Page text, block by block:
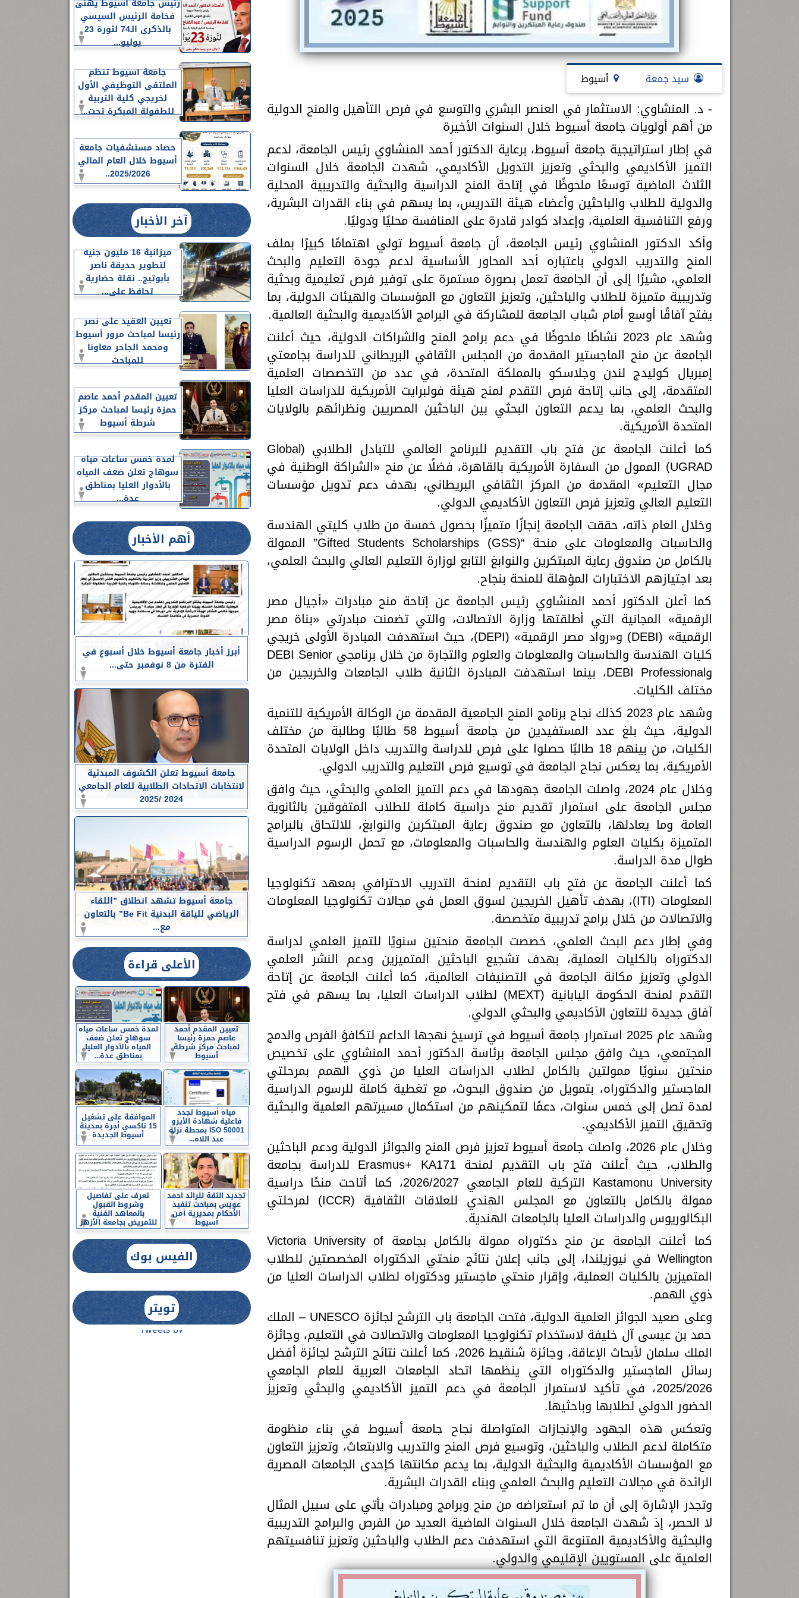
سيد جمعة أسيوط
- د. المنشاوي: الاستثمار في العنصر البشري والتوسع في فرص التأهيل والمنح الدولية
من أهم أولويات جامعة أسيوط خلال السنوات الأخيرة
في إطار استراتيجية جامعة أسيوط، برعاية الدكتور أحمد المنشاوي رئيس الجامعة، لدعم
التميز الأكاديمي والبحثي وتعزيز التدويل الأكاديمي، شهدت الجامعة خلال السنوات
الثلاث الماضية توسعًا ملحوظًا في إتاحة المنح الدراسية والبحثية والتدريبية المحلية
والدولية للطلاب والباحثين وأعضاء هيئة التدريس، بما يسهم في بناء القدرات البشرية،
ورفع التنافسية العلمية، وإعداد كوادر قادرة على المنافسة محليًا ودوليًا.
وأكد الدكتور المنشاوي رئيس الجامعة، أن جامعة أسيوط تولي اهتمامًا كبيرًا بملف
المنح والتدريب الدولي باعتباره أحد المحاور الأساسية لدعم جودة التعليم والبحث
العلمي، مشيرًا إلى أن الجامعة تعمل بصورة مستمرة على توفير فرص تعليمية وبحثية
وتدريبية متميزة للطلاب والباحثين، وتعزيز التعاون مع المؤسسات والهيئات الدولية، بما
يفتح آفاقًا أوسع أمام شباب الجامعة للمشاركة في البرامج الأكاديمية والبحثية العالمية.
وشهد عام 2023 نشاطًا ملحوظًا في دعم برامج المنح والشراكات الدولية، حيث أعلنت
الجامعة عن منح الماجستير المقدمة من المجلس الثقافي البريطاني للدراسة بجامعتي
إمبريال كوليدج لندن وجلاسكو بالمملكة المتحدة، في عدد من التخصصات العلمية
المتقدمة، إلى جانب إتاحة فرص التقدم لمنح هيئة فولبرايت الأمريكية للدراسات العليا
والبحث العلمي، بما يدعم التعاون البحثي بين الباحثين المصريين ونظرائهم بالولايات
المتحدة الأمريكية.
كما أعلنت الجامعة عن فتح باب التقديم للبرنامج العالمي للتبادل الطلابي (Global
UGRAD) الممول من السفارة الأمريكية بالقاهرة، فضلًا عن منح «الشراكة الوطنية في
مجال التعليم» المقدمة من المركز الثقافي البريطاني، بهدف دعم تدويل مؤسسات
التعليم العالي وتعزيز فرص التعاون الأكاديمي الدولي.
وخلال العام ذاته، حققت الجامعة إنجازًا متميزًا بحصول خمسة من طلاب كليتي الهندسة
والحاسبات والمعلومات على منحة “Gifted Students Scholarships (GSS)” الممولة
بالكامل من صندوق رعاية المبتكرين والنوابغ التابع لوزارة التعليم العالي والبحث العلمي،
بعد اجتيازهم الاختبارات المؤهلة للمنحة بنجاح.
كما أعلن الدكتور أحمد المنشاوي رئيس الجامعة عن إتاحة منح مبادرات «أجيال مصر
الرقمية» المجانية التي أطلقتها وزارة الاتصالات، والتي تضمنت مبادرتي «بناة مصر
الرقمية» (DEBI) و«رواد مصر الرقمية» (DEPI)، حيث استهدفت المبادرة الأولى خريجي
كليات الهندسة والحاسبات والمعلومات والعلوم والتجارة من خلال برنامجي DEBI Senior
وDEBI Professional، بينما استهدفت المبادرة الثانية طلاب الجامعات والخريجين من
مختلف الكليات.
وشهد عام 2023 كذلك نجاح برنامج المنح الجامعية المقدمة من الوكالة الأمريكية للتنمية
الدولية، حيث بلغ عدد المستفيدين من جامعة أسيوط 58 طالبًا وطالبة من مختلف
الكليات، من بينهم 18 طالبًا حصلوا على فرص للدراسة والتدريب داخل الولايات المتحدة
الأمريكية، بما يعكس نجاح الجامعة في توسيع فرص التعليم والتدريب الدولي.
وخلال عام 2024، واصلت الجامعة جهودها في دعم التميز العلمي والبحثي، حيث وافق
مجلس الجامعة على استمرار تقديم منح دراسية كاملة للطلاب المتفوقين بالثانوية
العامة وما يعادلها، بالتعاون مع صندوق رعاية المبتكرين والنوابغ، للالتحاق بالبرامج
المتميزة بكليات العلوم والهندسة والحاسبات والمعلومات، مع تحمل الرسوم الدراسية
طوال مدة الدراسة.
كما أعلنت الجامعة عن فتح باب التقديم لمنحة التدريب الاحترافي بمعهد تكنولوجيا
المعلومات (ITI)، بهدف تأهيل الخريجين لسوق العمل في مجالات تكنولوجيا المعلومات
والاتصالات من خلال برامج تدريبية متخصصة.
وفي إطار دعم البحث العلمي، خصصت الجامعة منحتين سنويًا للتميز العلمي لدراسة
الدكتوراه بالكليات العملية، بهدف تشجيع الباحثين المتميزين ودعم النشر العلمي
الدولي وتعزيز مكانة الجامعة في التصنيفات العالمية، كما أعلنت الجامعة عن إتاحة
التقدم لمنحة الحكومة اليابانية (MEXT) لطلاب الدراسات العليا، بما يسهم في فتح
آفاق جديدة للتعاون الأكاديمي والبحثي الدولي.
وشهد عام 2025 استمرار جامعة أسيوط في ترسيخ نهجها الداعم لتكافؤ الفرص والدمج
المجتمعي، حيث وافق مجلس الجامعة برئاسة الدكتور أحمد المنشاوي على تخصيص
منحتين سنويًا ممولتين بالكامل لطلاب الدراسات العليا من ذوي الهمم بمرحلتي
الماجستير والدكتوراه، بتمويل من صندوق البحوث، مع تغطية كاملة للرسوم الدراسية
لمدة تصل إلى خمس سنوات، دعمًا لتمكينهم من استكمال مسيرتهم العلمية والبحثية
وتحقيق التميز الأكاديمي.
وخلال عام 2026، واصلت جامعة أسيوط تعزيز فرص المنح والجوائز الدولية ودعم الباحثين
والطلاب، حيث أعلنت فتح باب التقديم لمنحة Erasmus+ KA171 للدراسة بجامعة
Kastamonu University التركية للعام الجامعي 2026/2027، كما أتاحت منحًا دراسية
ممولة بالكامل بالتعاون مع المجلس الهندي للعلاقات الثقافية (ICCR) لمرحلتي
البكالوريوس والدراسات العليا بالجامعات الهندية.
كما أعلنت الجامعة عن منح دكتوراه ممولة بالكامل بجامعة Victoria University of
Wellington في نيوزيلندا، إلى جانب إعلان نتائج منحتي الدكتوراه المخصصتين للطلاب
المتميزين بالكليات العملية، وإقرار منحتي ماجستير ودكتوراه لطلاب الدراسات العليا من
ذوي الهمم.
وعلى صعيد الجوائز العلمية الدولية، فتحت الجامعة باب الترشح لجائزة UNESCO – الملك
حمد بن عيسى آل خليفة لاستخدام تكنولوجيا المعلومات والاتصالات في التعليم، وجائزة
الملك سلمان لأبحاث الإعاقة، وجائزة شنقيط 2026، كما أعلنت نتائج الترشح لجائزة أفضل
رسائل الماجستير والدكتوراه التي ينظمها اتحاد الجامعات العربية للعام الجامعي
2025/2026، في تأكيد لاستمرار الجامعة في دعم التميز الأكاديمي والبحثي وتعزيز
الحضور الدولي لطلابها وباحثيها.
وتعكس هذه الجهود والإنجازات المتواصلة نجاح جامعة أسيوط في بناء منظومة
متكاملة لدعم الطلاب والباحثين، وتوسيع فرص المنح والتدريب والابتعاث، وتعزيز التعاون
مع المؤسسات الأكاديمية والبحثية الدولية، بما يدعم مكانتها كإحدى الجامعات المصرية
الرائدة في مجالات التعليم والبحث العلمي وبناء القدرات البشرية.
وتجدر الإشارة إلى أن ما تم استعراضه من منح وبرامج ومبادرات يأتي على سبيل المثال
لا الحصر، إذ شهدت الجامعة خلال السنوات الماضية العديد من الفرص والبرامج التدريبية
والبحثية والأكاديمية المتنوعة التي استهدفت دعم الطلاب والباحثين وتعزيز تنافسيتهم
العلمية على المستويين الإقليمي والدولي.
رئيس جامعة أسيوط يهنئ
فخامة الرئيس السيسي
بالذكرى الـ74 لثورة 23
يوليو...
جامعة أسيوط تنظم
الملتقى التوظيفي الأول
لخريجي كلية التربية
للطفولة المبكرة تحت...
حصاد مستشفيات جامعة
أسيوط خلال العام المالي
2025/2026..
آخر الأخبار
ميزانية 16 مليون جنيه
لتطوير حديقة ناصر
بأبوتيج.. نقلة حضارية
تحافظ على...
تعيين العقيد على نصر
رئيسا لمباحث مرور أسيوط
ومحمد الجاحر معاونا
للمباحث
تعيين المقدم أحمد عاصم
حمزة رئيسا لمباحث مركز
شرطة أسيوط
لمدة خمس ساعات مياه
سوهاج تعلن ضعف المياه
بالأدوار العليا بمناطق
عدة...
أهم الأخبار
أبرز أخبار جامعة أسيوط خلال أسبوع في
الفترة من 8 نوفمبر حتى...
جامعة أسيوط تعلن الكشوف المبدئية
لانتخابات الاتحادات الطلابية للعام الجامعي
2024 /2025
جامعة أسيوط تشهد انطلاق ”اللقاء
الرياضي للياقة البدنية Be Fit” بالتعاون
مع...
الأعلى قراءة
تعيين المقدم أحمد
عاصم حمزة رئيسا
لمباحث مركز شرطة
أسيوط
لمدة خمس ساعات مياه
سوهاج تعلن ضعف
المياه بالأدوار العليا
بمناطق عدة...
مياه أسيوط تجدد
فاعلية شهادة الأيزو
ISO 50001 بمحطة نزلة
عبد اللاه...
الموافقة على تشغيل
15 تاكسي أجرة بمدينة
أسيوط الجديدة
تجديد الثقة للرائد احمد
عويس بمباحث تنفيذ
الأحكام بمديرية أمن
أسيوط
تعرف على تفاصيل
وشروط القبول
بالمعاهد الفنية
للتمريض بجامعة الأزهر
الفيس بوك
تويتر
Tweets by